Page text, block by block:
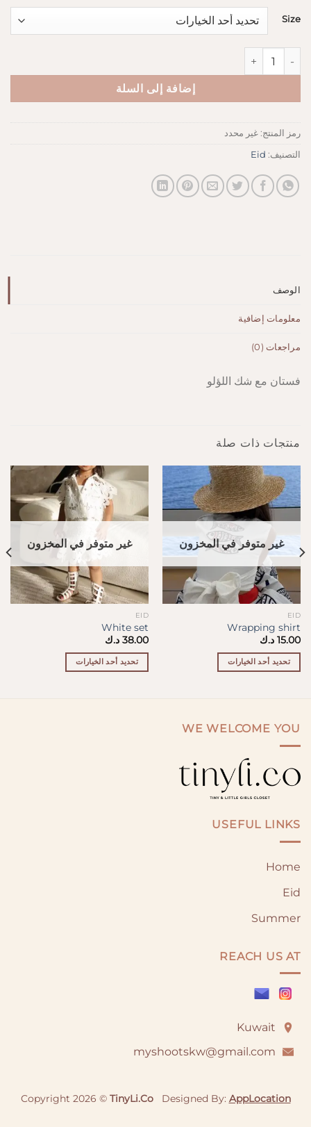
Size
إضافة إلى السلة
رمز المنتج: غير محدد
التصنيف: Eid
الوصف
معلومات إضافية
مراجعات (0)
فستان مع شك اللؤلو
منتجات ذات صلة
غير متوفر في المخزون
EID
Wrapping shirt
15.00 د.ك
تحديد أحد الخيارات
الأشكال
المختلفة
لهذا
المنتج.
يمكن
على
صفحة
غير متوفر في المخزون
EID
White set
38.00 د.ك
تحديد أحد الخيارات
WE WELCOME YOU
USEFUL LINKS
Home
Eid
Summer
REACH US AT
Kuwait
myshootskw@gmail.com
Copyright 2026 © TinyLi.CoDesigned By: AppLocation